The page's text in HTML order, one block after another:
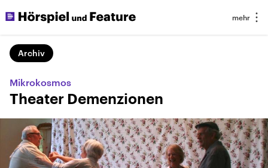
Archiv
Mikrokosmos
Theater Demenzionen